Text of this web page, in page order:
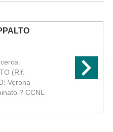
(Rif.
Verona
? CCNL